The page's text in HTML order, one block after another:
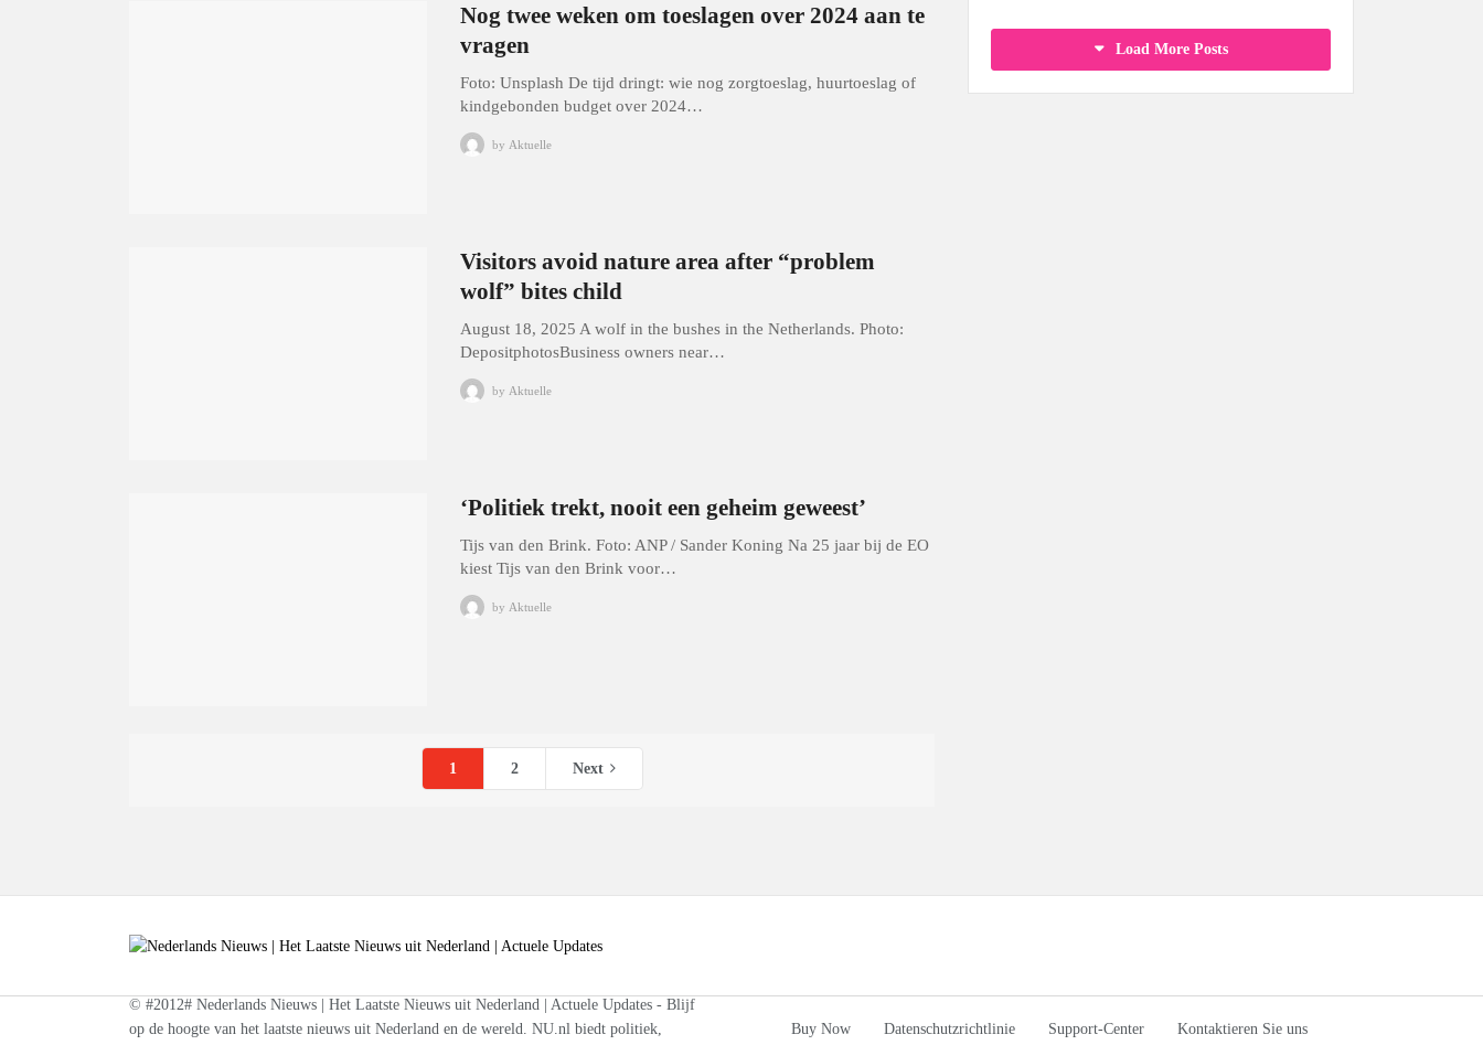
Nog twee weken om toeslagen over 2024 aan te
vragen
Foto: Unsplash De tijd dringt: wie nog zorgtoeslag, huurtoeslag of
kindgebonden budget over 2024…
by Aktuelle
Visitors avoid nature area after “problem
wolf” bites child
August 18, 2025 A wolf in the bushes in the Netherlands. Photo:
DepositphotosBusiness owners near…
by Aktuelle
‘Politiek trekt, nooit een geheim geweest’
Tijs van den Brink. Foto: ANP / Sander Koning Na 25 jaar bij de EO
kiest Tijs van den Brink voor…
by Aktuelle
1 2 Next
Load More Posts
© #2012# Nederlands Nieuws | Het Laatste Nieuws uit Nederland | Actuele Updates - Blijf
op de hoogte van het laatste nieuws uit Nederland en de wereld. NU.nl biedt politiek,
Buy Now Datenschutzrichtlinie Support-Center Kontaktieren Sie uns